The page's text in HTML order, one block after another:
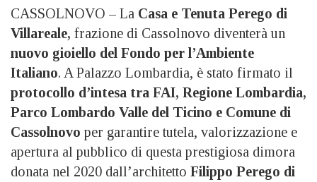
CASSOLNOVO – La Casa e Tenuta Perego di
Villareale, frazione di Cassolnovo diventerà un
nuovo gioiello del Fondo per l’Ambiente
Italiano. A Palazzo Lombardia, è stato firmato il
protocollo d’intesa tra FAI, Regione Lombardia,
Parco Lombardo Valle del Ticino e Comune di
Cassolnovo per garantire tutela, valorizzazione e
apertura al pubblico di questa prestigiosa dimora
donata nel 2020 dall’architetto Filippo Perego di